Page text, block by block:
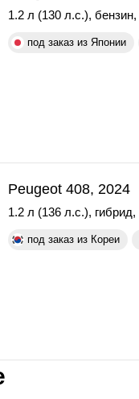
1.2 л (130 л.с.), бензин,
под заказ из Японии
Peugeot 408, 2024
1.2 л (136 л.с.), гибрид,
под заказ из Кореи